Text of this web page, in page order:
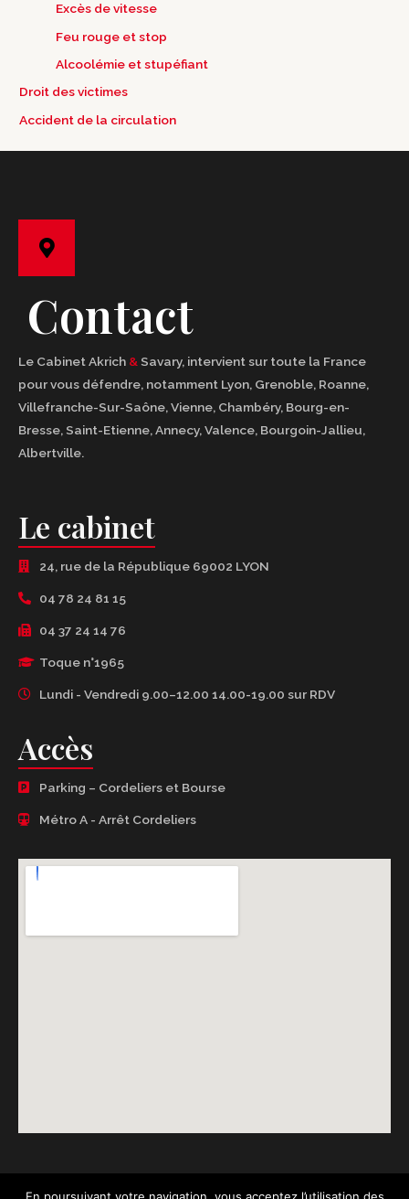
Excès de vitesse
Feu rouge et stop
Alcoolémie et stupéfiant
Droit des victimes
Accident de la circulation
Contact
Le Cabinet Akrich & Savary, intervient sur toute la France
pour vous défendre, notamment Lyon, Grenoble, Roanne,
Villefranche-Sur-Saône,Vienne, Chambéry, Bourg-en-
Bresse, Saint-Etienne,Annecy,Valence, Bourgoin-Jallieu,
Albertville.
Le cabinet
24, rue de la République 69002 LYON
04 78 24 81 15
04 37 24 14 76
Toque n°1965
Lundi - Vendredi 9.00–12.00 14.00-19.00 sur RDV
Accès
Parking – Cordeliers et Bourse
Métro A - Arrêt Cordeliers